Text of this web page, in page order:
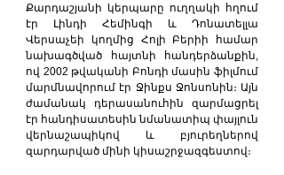
Քարդաշյանի կերպարը ուղղակի հղում
էր Լինդի Հեմինգի և Դոնատելլա
Վերսաչեի կողմից Հոլի Բերիի համար
նախագծված հայտնի հանդերձանքին,
ով 2002 թվականի Բոնդի մասին ֆիլմում
մարմնավորում էր Ջինքս Ջոնսոնին։ Այն
ժամանակ դերասանուհին զարմացրել
էր հանդիսատեսին նմանատիպ փայլուն
վերնաշապիկով և բյուրեղներով
զարդարված մինի կիսաշրջազգեստով։